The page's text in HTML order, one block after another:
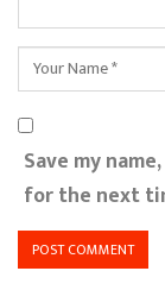
Save my
for the next